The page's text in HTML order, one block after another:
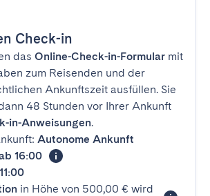
Check-in
das Online-Check-in-Formular mit
zum Reisenden und der
Ankunftszeit ausfüllen. Sie
48 Stunden vor Ihrer Ankunft
in-Anweisungen.
Autonome Ankunft
16:00
11:00
in Höhe von 500,00 € wird